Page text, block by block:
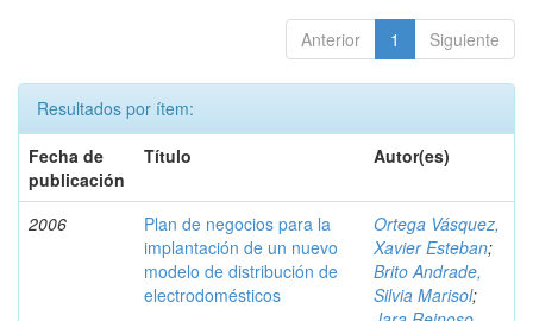
Anterior 1 Siguiente
Resultados por ítem:
Fecha de
publicación
Título Autor(es)
2006
Plan de negocios para la
implantación de un nuevo
modelo de distribución de
electrodomésticos
Ortega Vásquez,
Xavier Esteban;
Brito Andrade,
Silvia Marisol;